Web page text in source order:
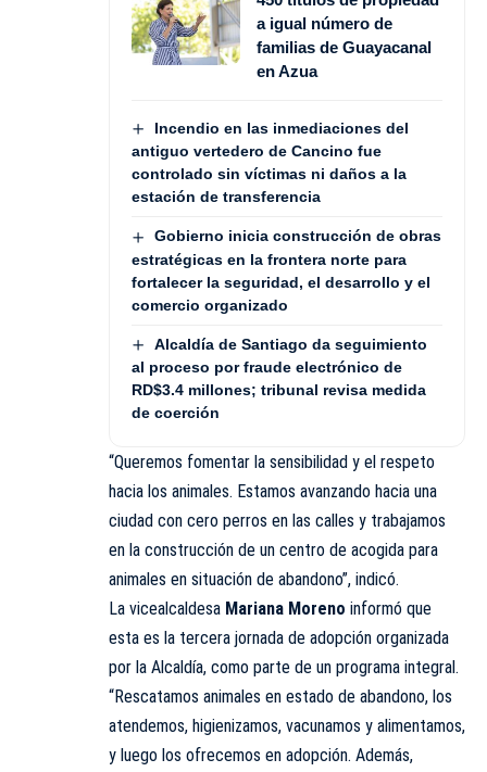
a igual número de
familias de Guayacanal
en Azua
Incendio en las inmediaciones del
antiguo vertedero de Cancino fue
controlado sin víctimas ni daños a la
estación de transferencia
Gobierno inicia construcción de obras
estratégicas en la frontera norte para
fortalecer la seguridad, el desarrollo y el
comercio organizado
Alcaldía de Santiago da seguimiento
al proceso por fraude electrónico de
RD$3.4 millones; tribunal revisa medida
de coerción
“Queremos fomentar la sensibilidad y el respeto
hacia los animales. Estamos avanzando hacia una
ciudad con cero perros en las calles y trabajamos
en la construcción de un centro de acogida para
animales en situación de abandono”, indicó.
La vicealcaldesa Mariana Moreno informó que
esta es la tercera jornada de adopción organizada
por la Alcaldía, como parte de un programa integral.
“Rescatamos animales en estado de abandono, los
atendemos, higienizamos, vacunamos y alimentamos,
y luego los ofrecemos en adopción. Además,